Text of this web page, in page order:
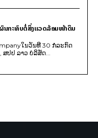
ນກະທົບຕໍ່ສິ່ງແວດລ້ອມໜ້າດິນ
ໃນວັນທີ 30 ກໍລະກົດ
ສປປ ລາວ ບໍລິສັດ...